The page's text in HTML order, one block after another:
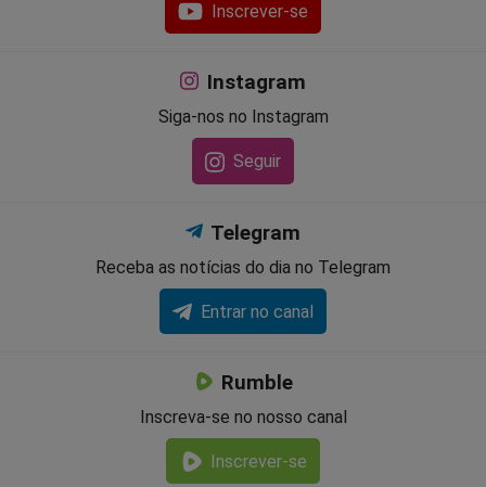
Inscrever-se
Instagram
Siga-nos no Instagram
Seguir
Telegram
Receba as notícias do dia no Telegram
Entrar no canal
Rumble
Inscreva-se no nosso canal
Inscrever-se